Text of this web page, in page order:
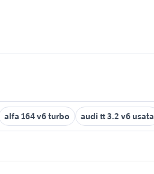
alfa 164 v6 turbo audi tt 3.2 v6 usata